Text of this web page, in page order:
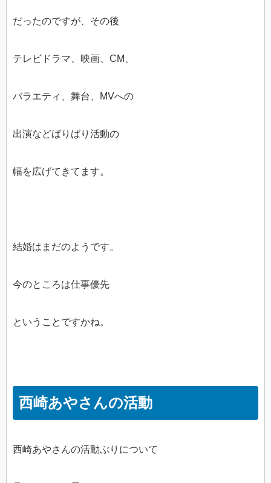
だったのですが、その後
テレビドラマ、映画、CM、
バラエティ、舞台、MVへの
出演などばりばり活動の
幅を広げてきてます。
結婚はまだのようです。
今のところは仕事優先
ということですかね。
西崎あやさんの活動
西崎あやさんの活動ぶりについて